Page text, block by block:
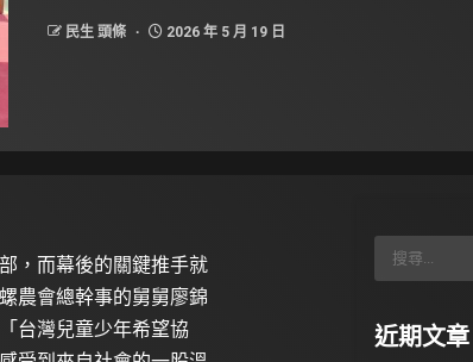
民生 頭條 2026 年 5 月 19 日
，而幕後的關鍵推手就
農會總幹事的舅舅廖錦
台灣兒童少年希望協
近期文章